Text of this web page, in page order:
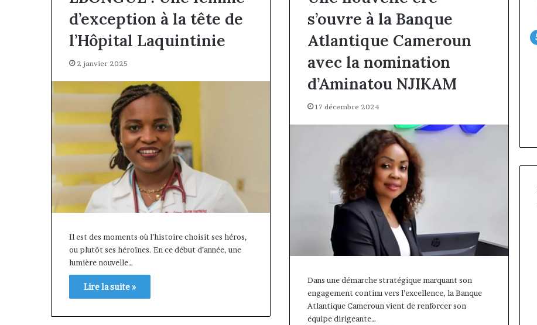
d’exception à la tête de
l’Hôpital Laquintinie
2 janvier 2025
Il est des moments où l’histoire choisit ses héros,
ou plutôt ses héroïnes. En ce début d’année, une
lumière nouvelle…
Lire la suite »
s’ouvre à la Banque
Atlantique Cameroun
avec la nomination
d’Aminatou NJIKAM
17 décembre 2024
Dans une démarche stratégique marquant son
engagement continu vers l’excellence, la Banque
Atlantique Cameroun vient de renforcer son
équipe dirigeante…